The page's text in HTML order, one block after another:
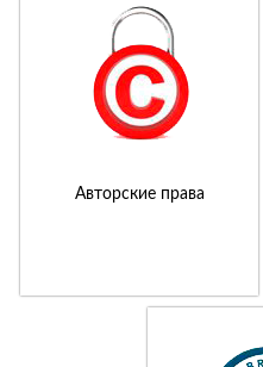
Авторские права